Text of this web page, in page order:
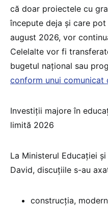
că doar proiectele cu
începute deja și care
august 2026, vor
Celelalte vor fi
bugetul național sau
conform unui comunicat
Investiții majore în
limită 2026
La Ministerul Educației
David, discuțiile s-au
construcția,